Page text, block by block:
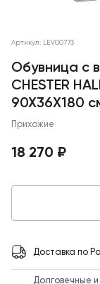
Артикул: LEV00773
Обувница с
CHESTER
90X36X180
Прихожие
18 270 ₽
Доставка по
Долговечные